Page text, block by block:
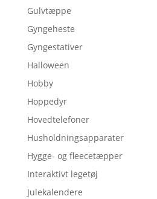
Gulvtæppe
Gyngeheste
Gyngestativer
Halloween
Hobby
Hoppedyr
Hovedtelefoner
Husholdningsapparater
Hygge- og fleecetæpper
Interaktivt legetøj
Julekalendere